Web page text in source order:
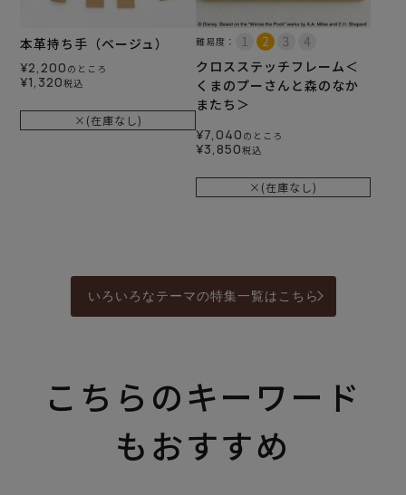
本革持ち手（ベージュ）
¥2,200 のところ
¥1,320税込
×(在庫なし)
難易度：
クロスステッチフレーム＜
くまのプーさんと森のなか
またち＞
¥7,040 のところ
¥3,850税込
×(在庫なし)
いろいろなテーマの特集一覧はこちら
こちらのキーワード
もおすすめ